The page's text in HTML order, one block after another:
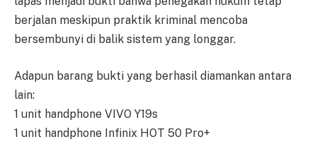
berjalan meskipun praktik kriminal mencoba
bersembunyi di balik sistem yang longgar.
Adapun barang bukti yang berhasil diamankan antara
lain:
1 unit handphone VIVO Y19s
1 unit handphone Infinix HOT 50 Pro+